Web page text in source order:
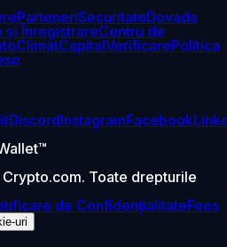
ParteneriSecuritateDovada
și ÎnregistrareCentru de
ClimatCapitalVerificarePolitica
DiscordInstagramFacebook
Toate drepturile
de ConfidențialitateFees
uri